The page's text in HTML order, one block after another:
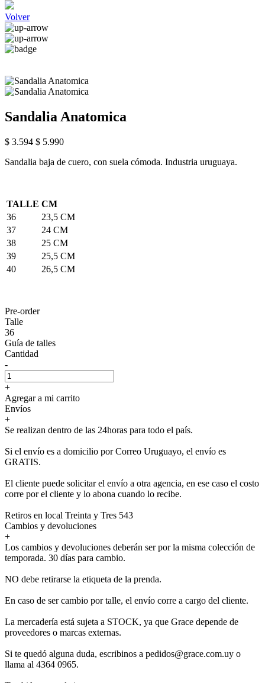
Volver
Sandalia Anatomica
$ 3.594 $ 5.990
Sandalia baja de cuero, con suela cómoda. Industria uruguaya.
TALLE CM
36
23,5 CM
37
24 CM
38
25 CM
39
25,5 CM
40
26,5 CM
Pre-order
Talle
36
Guía de talles
Cantidad
-
+
Agregar a mi carrito
Envíos
+
Se realizan dentro de las 24horas para todo el país.
Si el envío es a domicilio por Correo Uruguayo, el envío es
GRATIS.
El cliente puede solicitar el envío a otra agencia, en ese caso el costo
corre por el cliente y lo abona cuando lo recibe.
Retiros en local Treinta y Tres 543
Cambios y devoluciones
+
Los cambios y devoluciones deberán ser por la misma colección de
temporada. 30 días para cambio.
NO debe retirarse la etiqueta de la prenda.
En caso de ser cambio por talle, el envío corre a cargo del cliente.
La mercadería está sujeta a STOCK, ya que Grace depende de
proveedores o marcas externas.
Si te quedó alguna duda, escribinos a pedidos@grace.com.uy o
llama al 4364 0965.